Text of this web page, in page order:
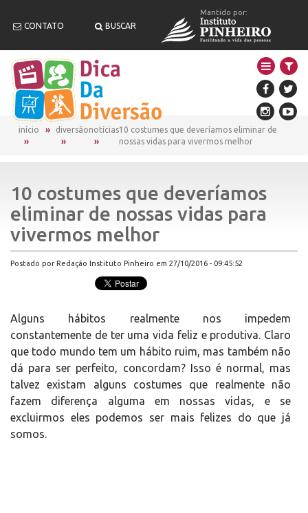
CONTATO BUSCAR
Mantido por:
início diversãonotícias10 costumes que deveríamos eliminar de
nossas vidas para vivermos melhor
10 costumes que deveríamos
eliminar de nossas vidas para
vivermos melhor
Postado por Redação Instituto Pinheiro em 27/10/2016 - 09:45:52
Alguns hábitos realmente nos impedem
constantemente de ter uma vida feliz e produtiva. Claro
que todo mundo tem um hábito ruim, mas também não
dá para ser perfeito, concordam? Isso é normal, mas
talvez existam alguns costumes que realmente não
fazem diferença alguma em nossas vidas, e se
excluirmos eles podemos ser mais felizes do que já
somos.